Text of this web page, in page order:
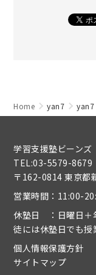
Home yan7 yan7
学習支援塾ビーンズ
TEL:03-5579-8679
〒162-0814 東京都
営業時間：11:00-
休塾日 ：日曜日＋
徒には休塾日でも授
個人情報保護方針
サイトマップ